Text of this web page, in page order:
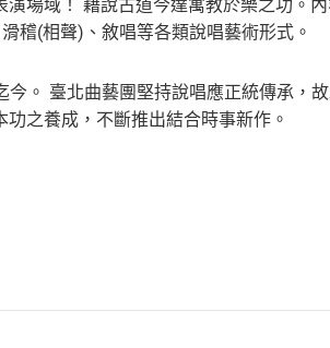
場域！ 藉說古道今達寓教於樂之功。
稽(相聲)、敘唱等各類說唱藝術形式。
。 臺北曲藝團堅持說唱應正統傳承，
之養成，不斷推出結合時事新作。